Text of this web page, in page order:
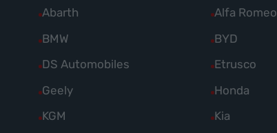
Abarth
Alle
Fahrzeuge
Abarth
anzeigen
Alfa Romeo
Alle
Fahrzeuge
Alfa
Romeo
anzeigen
BMW
Alle
Fahrzeuge
BMW
anzeigen
BYD
Alle
Fahrzeuge
BYD
anzeigen
DS Automobiles
Alle
Fahrzeuge
DS
Etrusco
Alle
Fahrzeuge
Etrusco
Geely
Alle
Fahrzeuge
Honda
Alle
Fahrzeuge
KGM
Alle
Kia
Alle